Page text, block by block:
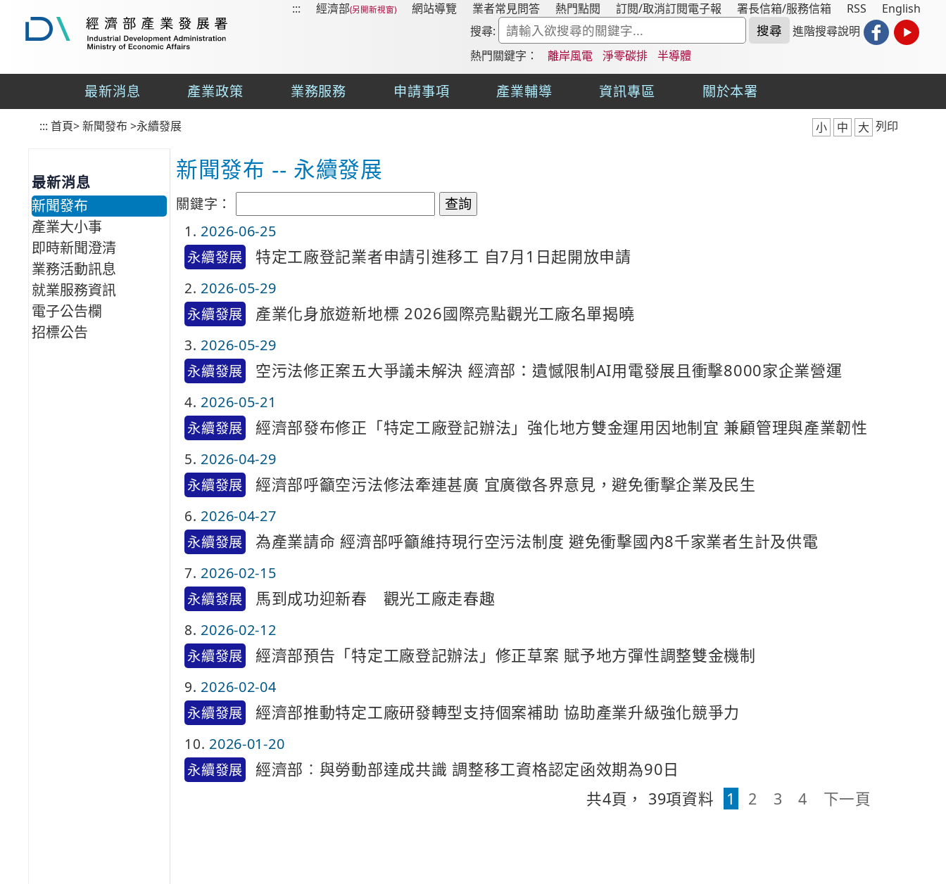
濟
業
發
::: 經濟部 網站導覽 業者常見問答 熱門點閱 訂閱/取消訂閱電子報 署長信箱/服務信箱 RSS
English
搜尋:
進階搜尋說明
熱門關鍵字：
離岸風電 淨零碳排 半導體
最新消息 產業政策 業務服務 申請事項 產業輔導 資訊專區 關於本署
::: 首頁>新聞發布 >永續發展 小 中 大 列印
最新消息
新聞發布
產業大小事
即時新聞澄清
業務活動訊息
就業服務資訊
電子公告欄
招標公告
新聞發布 -- 永續發展
關鍵字：
1
2026-06-25
永續發展
特定工廠登記業者申請引進移工 自7月1日起開放申請
2 2026-05-29
永續發展
產業化身旅遊新地標 2026國際亮點觀光工廠名單揭曉
3 2026-05-29
永續發展
空污法修正案五大爭議未解決 經濟部：遺憾限制AI用電發展且衝擊8000家企業營運
4 2026-05-21
永續發展
經濟部發布修正「特定工廠登記辦法」強化地方雙金運用因地制宜 兼顧管理與產業韌性
5 2026-04-29
永續發展
經濟部呼籲空污法修法牽連甚廣 宜廣徵各界意見，避免衝擊企業及民生
6 2026-04-27
永續發展
為產業請命 經濟部呼籲維持現行空污法制度 避免衝擊國內8千家業者生計及供電
7 2026-02-15
永續發展
馬到成功迎新春 觀光工廠走春趣
8 2026-02-12
永續發展
經濟部預告「特定工廠登記辦法」修正草案 賦予地方彈性調整雙金機制
9 2026-02-04
永續發展
經濟部推動特定工廠研發轉型支持個案補助 協助產業升級強化競爭力
10 2026-01-20
永續發展
經濟部︰與勞動部達成共識 調整移工資格認定函效期為90日
共4頁， 39項資料 1 2 3 4 下一頁